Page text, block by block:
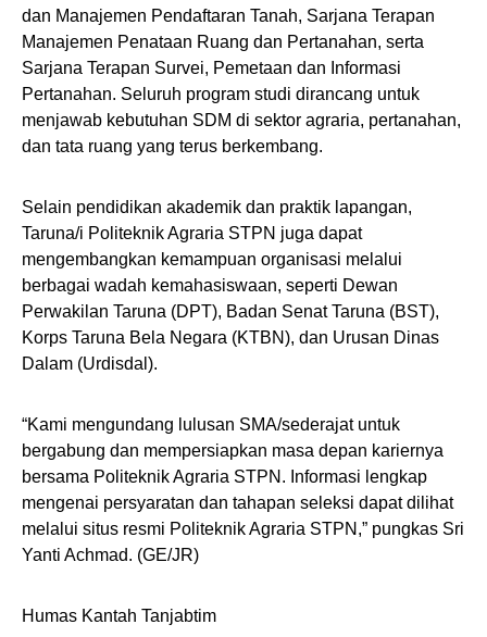
dan Manajemen Pendaftaran Tanah, Sarjana Terapan
Manajemen Penataan Ruang dan Pertanahan, serta
Sarjana Terapan Survei, Pemetaan dan Informasi
Pertanahan. Seluruh program studi dirancang untuk
menjawab kebutuhan SDM di sektor agraria, pertanahan,
dan tata ruang yang terus berkembang.
Selain pendidikan akademik dan praktik lapangan,
Taruna/i Politeknik Agraria STPN juga dapat
mengembangkan kemampuan organisasi melalui
berbagai wadah kemahasiswaan, seperti Dewan
Perwakilan Taruna (DPT), Badan Senat Taruna (BST),
Korps Taruna Bela Negara (KTBN), dan Urusan Dinas
Dalam (Urdisdal).
“Kami mengundang lulusan SMA/sederajat untuk
bergabung dan mempersiapkan masa depan kariernya
bersama Politeknik Agraria STPN. Informasi lengkap
mengenai persyaratan dan tahapan seleksi dapat dilihat
melalui situs resmi Politeknik Agraria STPN,” pungkas Sri
Yanti Achmad. (GE/JR)
Humas Kantah Tanjabtim